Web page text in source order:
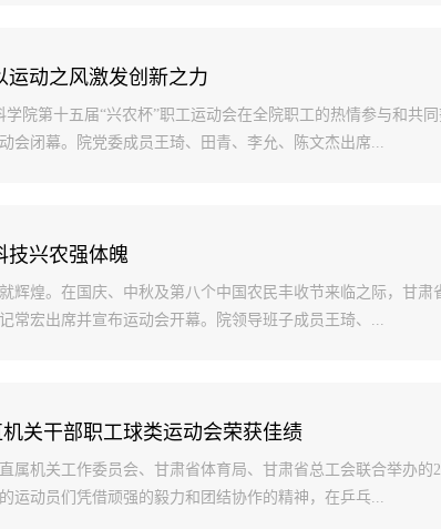
运动之风激发创新之力
学院第十五届“兴农杯”职工运动会在全院职工的热情参与和共
会闭幕。院党委成员王琦、田青、李允、陈文杰出席...
技兴农强体魄
辉煌。在国庆、中秋及第八个中国农民丰收节来临之际，甘
常宏出席并宣布运动会开幕。院领导班子成员王琦、...
关干部职工球类运动会荣获佳绩
属机关工作委员会、甘肃省体育局、甘肃省总工会联合举办
运动员们凭借顽强的毅力和团结协作的精神，在乒乓...